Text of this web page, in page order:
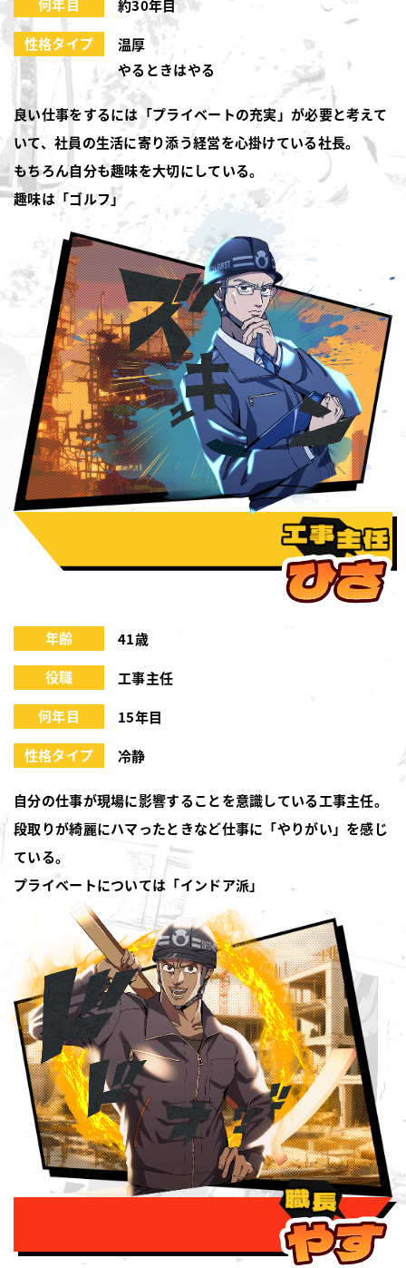
何年目
約30年目
性格タイプ
温厚
やるときはやる
良い仕事をするには「プライベートの充実」が必要と考えて
いて、社員の生活に寄り添う経営を心掛けている社長。
もちろん自分も趣味を大切にしている。
趣味は「ゴルフ」
年齢
41歳
役職
工事主任
何年目
15年目
性格タイプ
冷静
自分の仕事が現場に影響することを意識している工事主任。
段取りが綺麗にハマったときなど仕事に「やりがい」を感じ
ている。
プライベートについては「インドア派」